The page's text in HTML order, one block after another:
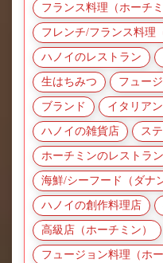
フランス料理（ホーチミ
フレンチ/フランス料理
ハノイのレストラン
生はちみつ フュー
ブランド イタリア
ハノイの雑貨店 ス
ホーチミンのレストラン
海鮮/シーフード（ダナ
ハノイの創作料理店
高級店（ホーチミン）
フュージョン料理（ホー